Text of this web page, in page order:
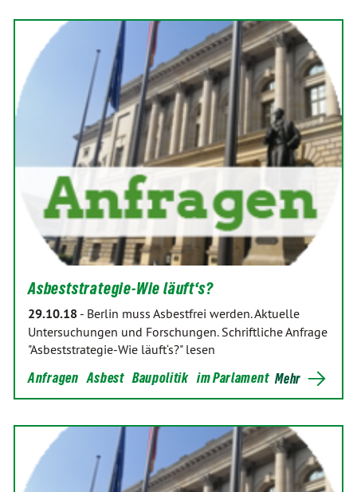
Asbeststrategie-Wie läuft‘s?
29.10.18 - Berlin muss Asbestfrei werden. Aktuelle
Untersuchungen und Forschungen. Schriftliche Anfrage
"Asbeststrategie-Wie läuft‘s?" lesen
Anfragen Asbest Baupolitik im Parlament Mehr